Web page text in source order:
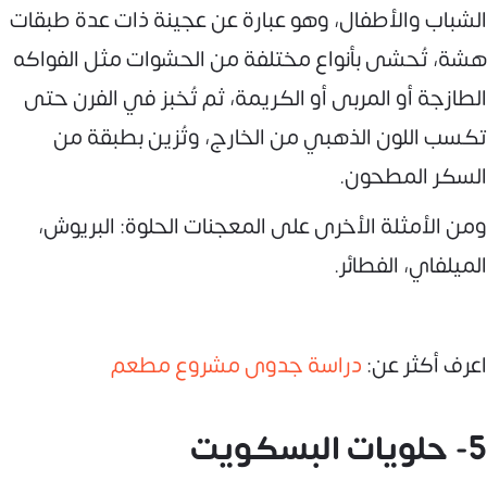
الشباب والأطفال، وهو عبارة عن عجينة ذات عدة طبقات
هشة، تُحشى بأنواع مختلفة من الحشوات مثل الفواكه
الطازجة أو المربى أو الكريمة، ثم تُخبز في الفرن حتى
تكسب اللون الذهبي من الخارج، وتُزين بطبقة من
السكر المطحون.
ومن الأمثلة الأخرى على المعجنات الحلوة: البريوش،
الميلفاي، الفطائر.
اعرف أكثر عن:دراسة جدوى مشروع مطعم
5- حلويات البسكويت